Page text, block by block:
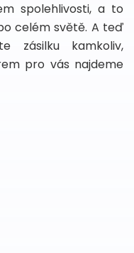
spolehlivosti, a to
celém světě. A teď
zásilku kamkoliv,
pro vás najdeme